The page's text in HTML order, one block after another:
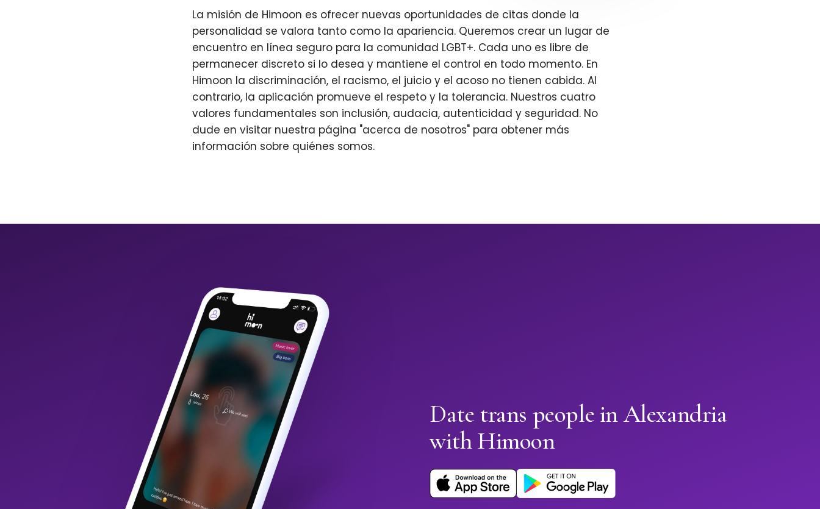
La misión de Himoon es ofrecer nuevas oportunidades de citas donde la
personalidad se valora tanto como la apariencia. Queremos crear un lugar de
encuentro en línea seguro para la comunidad LGBT+. Cada uno es libre de
permanecer discreto si lo desea y mantiene el control en todo momento. En
Himoon la discriminación, el racismo, el juicio y el acoso no tienen cabida. Al
contrario, la aplicación promueve el respeto y la tolerancia. Nuestros cuatro
valores fundamentales son inclusión, audacia, autenticidad y seguridad. No
dude en visitar nuestra página "acerca de nosotros" para obtener más
información sobre quiénes somos.
Date trans people in Alexandria
with Himoon